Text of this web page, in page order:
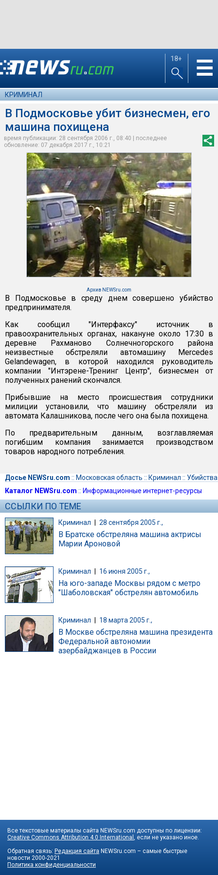
18+ ☰
КРИМИНАЛ
В Подмосковье убит бизнесмен, его
машина похищена
время публикации: 28 сентября 2006 г., 08:40 | последнее
обновление: 07 декабря 2017 г., 10:21
Архив NEWSru.com
В Подмосковье в среду днем совершено убийство
предпринимателя.
Как сообщил "Интерфаксу" источник в
правоохранительных органах, накануне около 17:30 в
деревне Рахманово Солнечногорского района
неизвестные обстреляли автомашину Mercedes
Gelandewagen, в которой находился руководитель
компании "Интэрене-Тренинг Центр", бизнесмен от
полученных ранений скончался.
Прибывшие на место происшествия сотрудники
милиции установили, что машину обстреляли из
автомата Калашникова, после чего она была похищена.
По предварительным данным, возглавляемая
погибшим компания занимается производством
товаров народного потребления.
Досье NEWSru.com :: Московская область :: Криминал :: Убийства
Каталог NEWSru.com :: Информационные интернет-ресурсы
ССЫЛКИ ПО ТЕМЕ
Криминал | 28 сентября 2005 г.,
В Братске обстреляна машина актрисы
Марии Ароновой
Криминал 16 июня 2005 г.,
На юго-западе Москвы рядом с метро
"Шаболовская" обстрелян автомобиль
Криминал 18 марта 2005 г.,
В Москве обстреляна машина президента
Федеральной автономии
азербайджанцев в России
Все текстовые материалы сайта NEWSru.com доступны по лицензии:
Creative Commons Attribution 4.0 International , если не указано иное.
Обратная связь: Редакция сайта NEWSru.com – самые быстрые
новости 2000-2021
Политика конфиденциальности